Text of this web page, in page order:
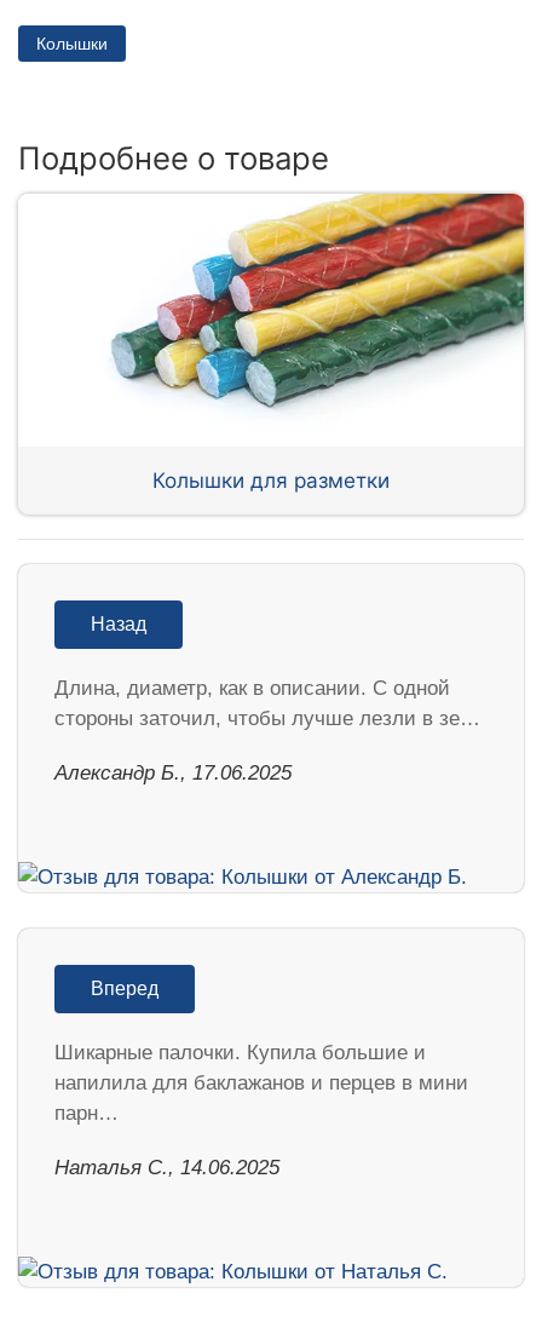
Колышки
Подробнее о товаре
Колышки для разметки
Назад
Длина, диаметр, как в описании. С одной
стороны заточил, чтобы лучше лезли в зе…
Александр Б., 17.06.2025
Вперед
Шикарные палочки. Купила большие и
напилила для баклажанов и перцев в мини
парн…
Наталья С., 14.06.2025